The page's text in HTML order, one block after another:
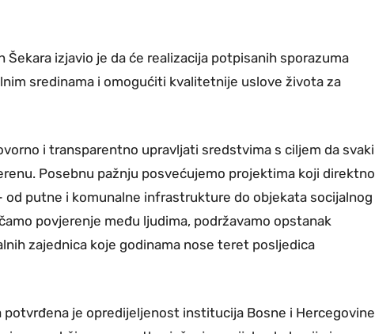
Šekara izjavio je da će realizacija potpisanih sporazuma
sredinama i omogućiti kvalitetnije uslove života za
i transparentno upravljati sredstvima s ciljem da svaki
Posebnu pažnju posvećujemo projektima koji direktno
od putne i komunalne infrastrukture do objekata socijalnog
povjerenje među ljudima, podržavamo opstanak
zajednica koje godinama nose teret posljedica
je opredijeljenost institucija Bosne i Hercegovine